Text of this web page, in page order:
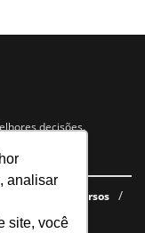
analisar
site, você
decisões.
Cursos